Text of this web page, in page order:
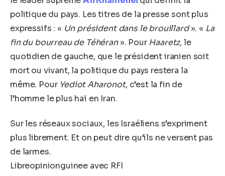
politique du pays. Les titres de la presse sont plus
expressifs : « Un président dans le brouillard». « La
fin du bourreau de Téhéran». PourHaaretz,le
quotidien de gauche, que le président iranien soit
mort ou vivant, la politique du pays restera la
même. Pour Yediot Aharonot, c’est la fin de
l’homme le plus haï en Iran.
Sur les réseaux sociaux, les Israéliens s’expriment
plus librement. Et on peut dire qu’ils ne versent pas
de larmes.
Libreopinionguinee avec RFI